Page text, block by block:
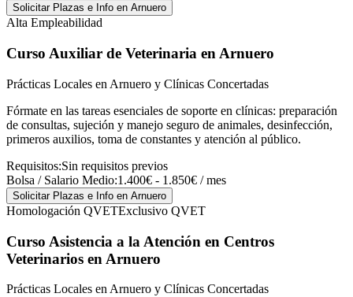
Solicitar Plazas e Info en Arnuero
Alta Empleabilidad
Curso Auxiliar de Veterinaria en Arnuero
Prácticas Locales en Arnuero y Clínicas Concertadas
Fórmate en las tareas esenciales de soporte en clínicas: preparación
de consultas, sujeción y manejo seguro de animales, desinfección,
primeros auxilios, toma de constantes y atención al público.
Requisitos:Sin requisitos previos
Bolsa / Salario Medio:1.400€ - 1.850€ / mes
Solicitar Plazas e Info en Arnuero
Homologación QVETExclusivo QVET
Curso Asistencia a la Atención en Centros
Veterinarios en Arnuero
Prácticas Locales en Arnuero y Clínicas Concertadas